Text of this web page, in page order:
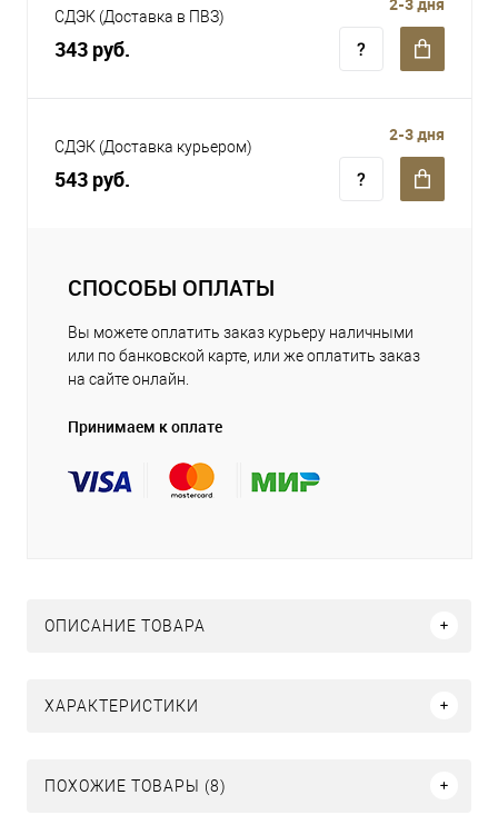
СДЭК (Доставка в ПВЗ)
343 руб.
СДЭК (Доставка курьером)
543 руб.
2-3 дня
СПОСОБЫ ОПЛАТЫ
Вы можете оплатить заказ курьеру наличными
или по банковской карте, или же оплатить заказ
на сайте онлайн.
Принимаем к оплате
ОПИСАНИЕ ТОВАРА
ХАРАКТЕРИСТИКИ
ПОХОЖИЕ ТОВАРЫ (8)